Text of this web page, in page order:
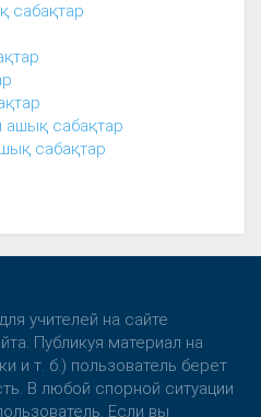
сабақтар
ашық сабақтар
сабақтар
учителей на сайте
Публикуя материал на
и т. б.) пользователь берет
В любой спорной ситуации
Если вы